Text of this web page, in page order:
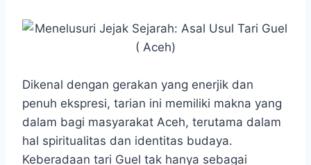
r
Dikenal dengan gerakan yang enerjik dan
penuh ekspresi, tarian ini memiliki makna yang
dalam bagi masyarakat Aceh, terutama dalam
hal spiritualitas dan identitas budaya.
Keberadaan tari Guel tak hanya sebagai